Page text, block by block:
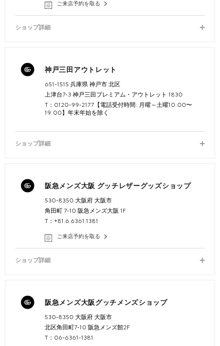
ご来店予約を取る
ショップ詳細
神戸三田アウトレット
651-1515 兵庫県 神戸市 北区
上津台7-3 神戸三田プレミアム・アウトレット 1830
T：0120-99-2177【電話受付時間: 月曜～土曜10:00〜
19:00】年末年始を除く
ショップ詳細
阪急メンズ大阪 グッチレザーグッズショップ
530-8350 大阪府 大阪市
角田町 7-10 阪急メンズ大阪 1F
T：+81.6.6361.1381
ご来店予約を取る
ショップ詳細
阪急メンズ大阪グッチメンズショップ
530-8350 大阪府 大阪市
北区角田町7-10 阪急メンズ館2F
T：06-6361-1381